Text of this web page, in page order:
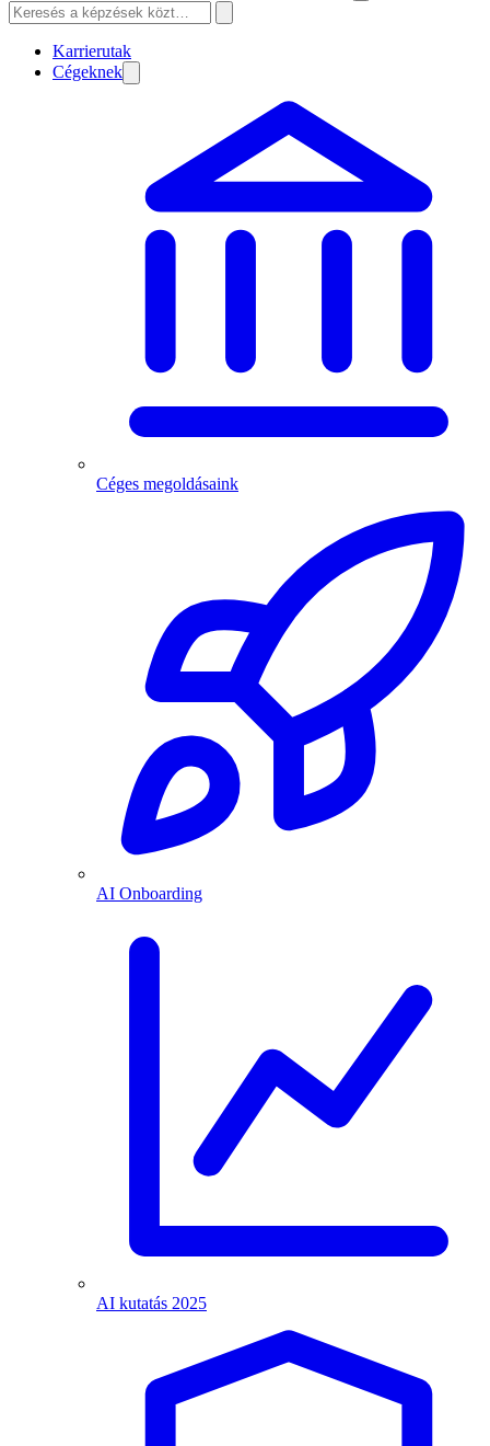
Karrierutak
Cégeknek
Céges megoldásaink
AI Onboarding
AI kutatás 2025